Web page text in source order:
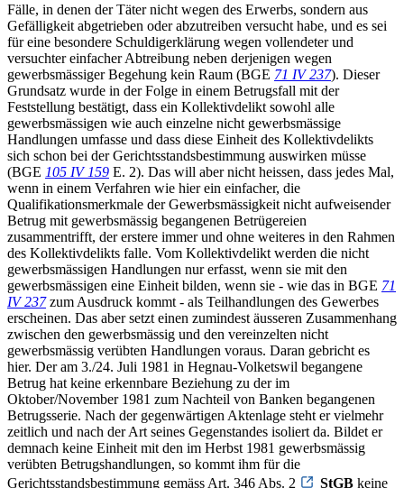
Fälle, in denen der Täter nicht wegen des Erwerbs, sondern aus
Gefälligkeit abgetrieben oder abzutreiben versucht habe, und es sei
für eine besondere Schuldigerklärung wegen vollendeter und
versuchter einfacher Abtreibung neben derjenigen wegen
gewerbsmässiger Begehung kein Raum (BGE 71 IV 237). Dieser
Grundsatz wurde in der Folge in einem Betrugsfall mit der
Feststellung bestätigt, dass ein Kollektivdelikt sowohl alle
gewerbsmässigen wie auch einzelne nicht gewerbsmässige
Handlungen umfasse und dass diese Einheit des Kollektivdelikts
sich schon bei der Gerichtsstandsbestimmung auswirken müsse
(BGE 105 IV 159 E. 2). Das will aber nicht heissen, dass jedes Mal,
wenn in einem Verfahren wie hier ein einfacher, die
Qualifikationsmerkmale der Gewerbsmässigkeit nicht aufweisender
Betrug mit gewerbsmässig begangenen Betrügereien
zusammentrifft, der erstere immer und ohne weiteres in den Rahmen
des Kollektivdelikts falle. Vom Kollektivdelikt werden die nicht
gewerbsmässigen Handlungen nur erfasst, wenn sie mit den
gewerbsmässigen eine Einheit bilden, wenn sie - wie das in BGE 71
IV 237zum Ausdruck kommt - als Teilhandlungen des Gewerbes
erscheinen. Das aber setzt einen zumindest äusseren Zusammenhang
zwischen den gewerbsmässig und den vereinzelten nicht
gewerbsmässig verübten Handlungen voraus. Daran gebricht es
hier. Der am 3./24. Juli 1981 in Hegnau-Volketswil begangene
Betrug hat keine erkennbare Beziehung zu der im
Oktober/November 1981 zum Nachteil von Banken begangenen
Betrugsserie. Nach der gegenwärtigen Aktenlage steht er vielmehr
zeitlich und nach der Art seines Gegenstandes isoliert da. Bildet er
demnach keine Einheit mit den im Herbst 1981 gewerbsmässig
verübten Betrugshandlungen, so kommt ihm für die
Gerichtsstandsbestimmung gemäss Art. 346 Abs. 2
StGB keine